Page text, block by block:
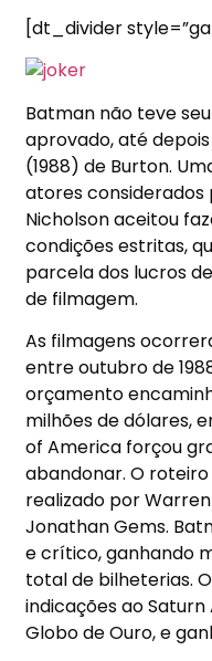
[dt_divider
Batman não teve
aprovado, até
(1988) de Burton.
atores considerados
Nicholson aceitou
condições estritas,
parcela dos lucros
de filmagem.
As filmagens
entre outubro de
orçamento
milhões de dólares,
of America forçou
abandonar. O
realizado por
Jonathan Gems.
e crítico, ganhando
total de bilheterias.
indicações ao
Globo de Ouro, e